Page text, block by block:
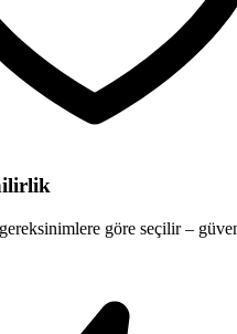
göre seçilir –